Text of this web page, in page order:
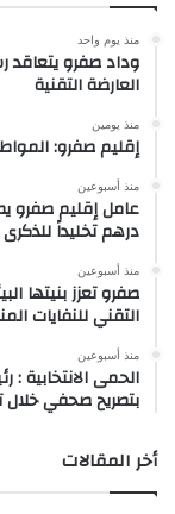
منذ يوم واحد
وداد صفرو يتعاقد
العارضة التقنية
منذ يومين
إقليم صفرو:
منذ أسبوعين
درهم تخليداً
منذ أسبوعين
صفرو تعزز بنيتها
التقني للنفايات
منذ أسبوعين
الحمى
بتصريح صحفي
أخر المقالات